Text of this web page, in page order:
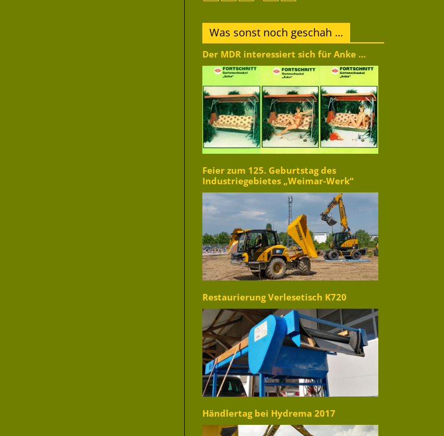
Was sonst noch geschah …
Der MDR interessiert sich für Anke …
Feier zum 125. Geburtstag des
Industriegebietes „Weimar-Werk“
Restaurierung Verlesetisch K720
Händlertag bei Hydrema 2017